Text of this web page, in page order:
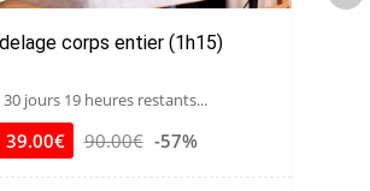
corps entier (1h15)
30 jours 19 heures restants...
39.00€ 90.00€ -57%